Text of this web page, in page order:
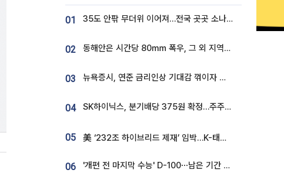
01 35도 안팎 무더위 이어져…전국 곳곳 소나기 [오늘 날씨]
02 동해안은 시간당 80㎜ 폭우, 그 외 지역은 폭염…‘극과 극 날씨’
03 뉴욕증시, 연준 금리인상 기대감 꺾이자 상승...S&P500 사상 최고치 [종합]
04 SK하이닉스, 분기배당 375원 확정…주주환원책 9월로 앞당겨 발표
05 美 ‘232조 하이브리드 제재’ 임박…K-태양광, 불확실성 털고 날개 다나
06 '개편 전 마지막 수능' D-100⋯남은 기간 성적 올릴 전략은